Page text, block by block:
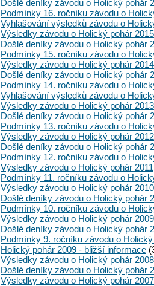
Došlé deníky závodu o Holický pohár
Podmínky 16. ročníku závodu o
Vyhlašování výsledků závodu o
Výsledky závodu o Holický pohár 2015
Došlé deníky závodu o Holický pohár
Podmínky 15. ročníku závodu o
Výsledky závodu o Holický pohár 2014
Došlé deníky závodu o Holický pohár
Podmínky 14. ročníku závodu o
Vyhlašování výsledků závodu o
Výsledky závodu o Holický pohár 2013
Došlé deníky závodu o Holický pohár
Podmínky 13. ročníku závodu o
Výsledky závodu o Holický pohár 2012
Došlé deníky závodu o Holický pohár
Podmínky 12. ročníku závodu o
Výsledky závodu o Holický pohár 2011
Podmínky 11. ročníku závodu o
Výsledky závodu o Holický pohár 2010
Došlé deníky závodu o Holický pohár
Podmínky 10. ročníku závodu o
Výsledky závodu o Holický pohár 2009
Došlé deníky závodu o Holický pohár
Podmínky 9. ročníku závodu o
Holický pohár 2009 - bližší informace
Výsledky závodu o Holický pohár 2008
Došlé deníky závodu o Holický pohár
Výsledky závodu o Holický pohár 2007